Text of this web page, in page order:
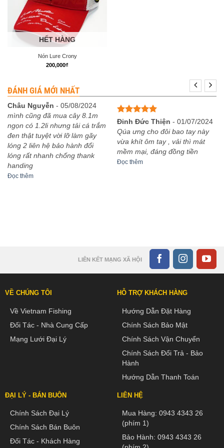
HẾT HÀNG
Nón Lure Crony
200,000₫
ĐÁNH GIÁ MỚI NHẤT
Châu Nguyễn - 05/08/2024
mình cũng đã mua cây 8.1m
ngọn có 1.2li nhưng tải cá trắm
đen thật tuyệt vời lỡ làm gãy
lóng 2 liên hệ bảo hành đổi
lóng rất nhanh chống thank
handing
Đọc thêm
Được xếp
hạng
sao
Đinh Đức Thiện - 01/07/2024
Qúa ưng cho đôi bao tay này
vừa khít ôm tay , vải thì mát
mềm mại, đáng đồng tiền
Đọc thêm
LIÊN KẾT MẠNG XÃ HỘI
VỀ CHÚNG TÔI
Về Vietnam Fishing
Đối Tác - Nhà Cung Cấp
Mạng Lưới Đại Lý
HỖ TRỢ KHÁCH HÀNG
Hướng Dẫn Đặt Hàng
Chính Sách Bảo Mật
Chính Sách Vận Chuyển
Chính Sách Đổi Trả - Bảo
Hành
Hướng Dẫn Thanh Toán
ĐẠI LÝ - BÁN BUÔN
Chính Sách Đại Lý
Chính Sách Bán Buôn
Đối Tác - Khách Hàng
LIÊN HỆ
Mua Hàng: 0943 4343 26
(phím 1)
Bảo Hành: 0943 4343 26